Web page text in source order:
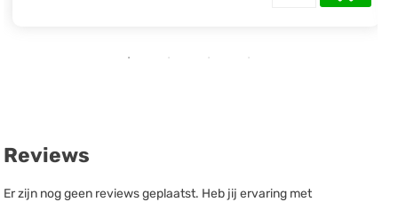
Reviews
Er zijn nog geen reviews geplaatst. Heb jij ervaring met